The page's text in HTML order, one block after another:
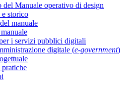
del Manuale operativo di design
e storico
manuale
i servizi pubblici digitali
digitale (e-government)